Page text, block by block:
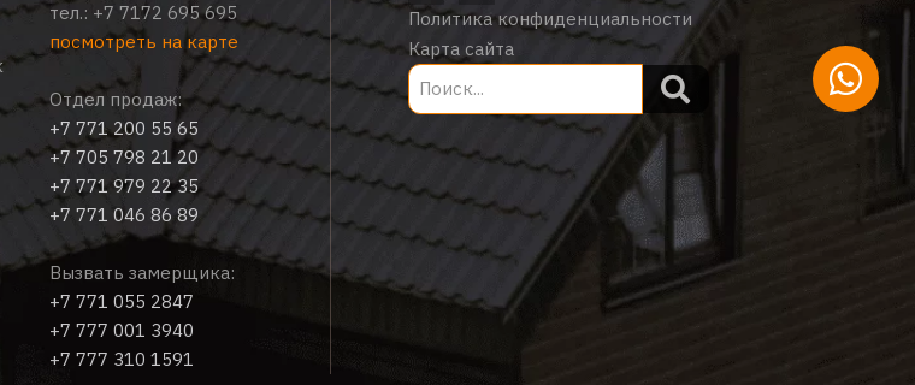
тел.: +7 7172 695 695
посмотреть на карте
Отдел продаж:
+7 771 200 55 65
+7 705 798 21 20
+7 771 979 22 35
+7 771 046 86 89
Вызвать замерщика:
+7 771 055 2847
+7 777 001 3940
+7 777 310 1591
Политика конфиденциальности
Карта сайта